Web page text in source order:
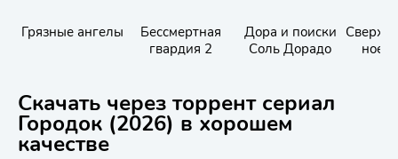
Грязные ангелы
Бессмертная
гвардия 2
Дора и поиски
Соль Дорадо
ное.
Скачать через торрент сериал
Городок (2026) в хорошем
качестве